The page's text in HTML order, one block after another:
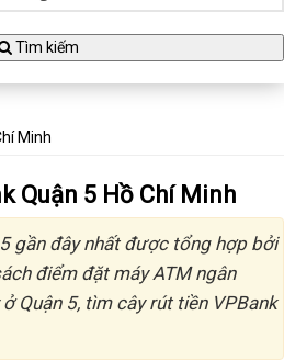
Tìm kiếm
Minh
Quận 5 Hồ Chí Minh
gần đây nhất được tổng hợp bởi
điểm đặt máy ATM ngân
Quận 5, tìm cây rút tiền VPBank